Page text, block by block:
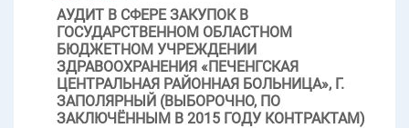
АУДИТ В СФЕРЕ ЗАКУПОК В
ГОСУДАРСТВЕННОМ ОБЛАСТНОМ
БЮДЖЕТНОМ УЧРЕЖДЕНИИ
ЗДРАВООХРАНЕНИЯ «ПЕЧЕНГСКАЯ
ЦЕНТРАЛЬНАЯ РАЙОННАЯ БОЛЬНИЦА», Г.
ЗАПОЛЯРНЫЙ (ВЫБОРОЧНО, ПО
ЗАКЛЮЧЁННЫМ В 2015 ГОДУ КОНТРАКТАМ)